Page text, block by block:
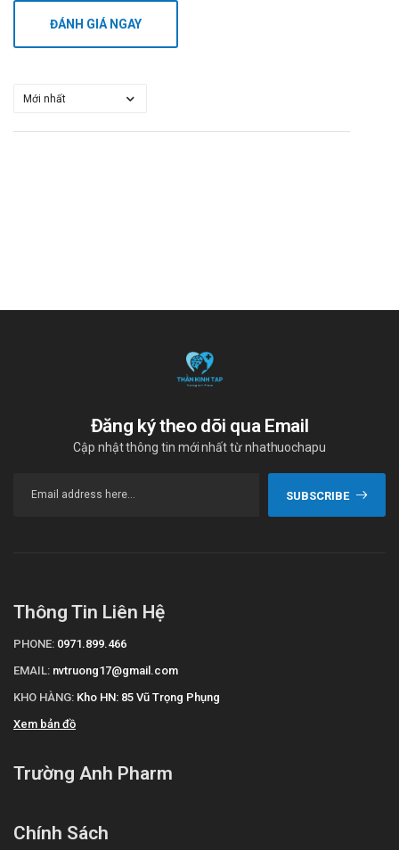
ĐÁNH GIÁ NGAY
Đăng ký theo dõi qua Email
Cập nhật thông tin mới nhất từ nhathuochapu
SUBSCRIBE
Thông Tin Liên Hệ
PHONE: 0971.899.466
EMAIL: nvtruong17@gmail.com
KHO HÀNG: Kho HN: 85 Vũ Trọng Phụng
Xem bản đồ
Trường Anh Pharm
Chính Sách